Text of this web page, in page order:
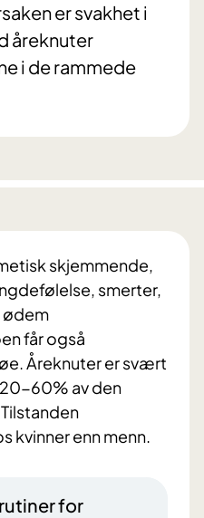
er svakhet i
åreknuter
i de rammede
skjemmende,
smerter,
ødem
får også
Åreknuter er svært
60% av den
kvinner enn menn.
for